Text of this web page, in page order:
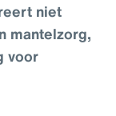
niet
mantelzorg,
voor